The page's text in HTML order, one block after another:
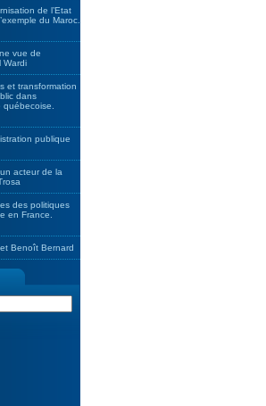
de l’Etat
du Maroc.
vue de
Wardi
et transformation
dans
québecoise.
publique
acteur de la
des politiques
en France.
Benoît Bernard